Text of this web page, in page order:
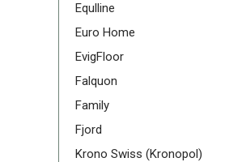
Equlline
Euro Home
EvigFloor
Falquon
Family
Fjord
Krono Swiss (Kronopol)